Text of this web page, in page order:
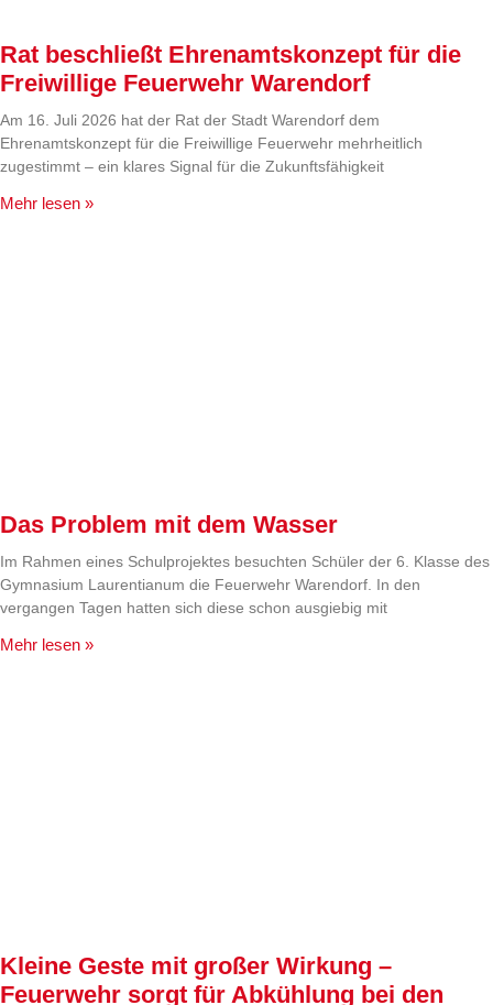
Rat beschließt Ehrenamtskonzept für die
Freiwillige Feuerwehr Warendorf
Am 16. Juli 2026 hat der Rat der Stadt Warendorf dem
Ehrenamtskonzept für die Freiwillige Feuerwehr mehrheitlich
zugestimmt – ein klares Signal für die Zukunftsfähigkeit
Mehr lesen »
Das Problem mit dem Wasser
Im Rahmen eines Schulprojektes besuchten Schüler der 6. Klasse des
Gymnasium Laurentianum die Feuerwehr Warendorf. In den
vergangen Tagen hatten sich diese schon ausgiebig mit
Mehr lesen »
Kleine Geste mit großer Wirkung –
Feuerwehr sorgt für Abkühlung bei den